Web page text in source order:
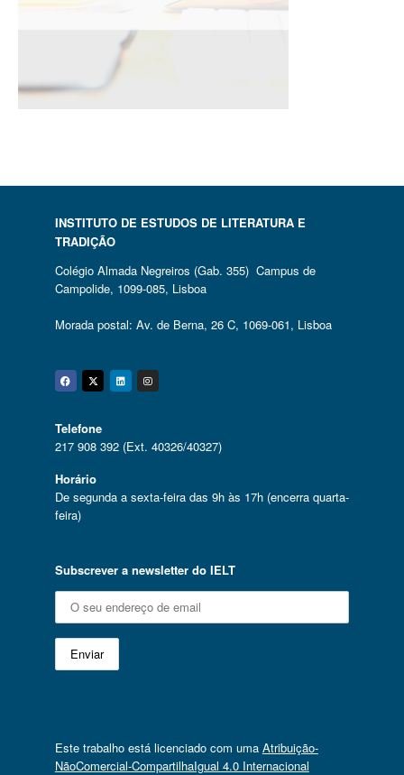
INSTITUTO DE ESTUDOS DE LITERATURA E
TRADIÇÃO
Colégio Almada Negreiros (Gab. 355) Campus de
Campolide, 1099-085, Lisboa
Morada postal: Av. de Berna, 26 C, 1069-061, Lisboa
Facebook
Twitter
Linkedin
Instagram
Telefone
217 908 392 (Ext. 40326/40327)
Horário
De segunda a sexta-feira das 9h às 17h (encerra quarta-
feira)
Subscrever a newsletter do IELT
Este trabalho está licenciado com uma Atribuição-
NãoComercial-CompartilhaIgual 4.0 Internacional